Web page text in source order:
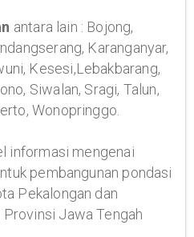
antara lain : Bojong,
Karanganyar,
Kesesi,Lebakbarang,
Siwalan, Sragi, Talun,
Wonopringgo.
informasi mengenai
pembangunan pondasi
Pekalongan dan
Jawa Tengah